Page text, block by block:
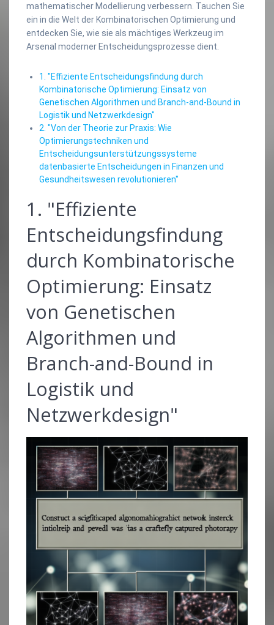
mathematischer Modellierung verbessern. Tauchen Sie
ein in die Welt der Kombinatorischen Optimierung und
entdecken Sie, wie sie als mächtiges Werkzeug im
Arsenal moderner Entscheidungsprozesse dient.
1. "Effiziente Entscheidungsfindung durch
Kombinatorische Optimierung: Einsatz von
Genetischen Algorithmen und Branch-and-Bound in
Logistik und Netzwerkdesign"
2. "Von der Theorie zur Praxis: Wie
Optimierungstechniken und
Entscheidungsunterstützungssysteme
datenbasierte Entscheidungen in Finanzen und
Gesundheitswesen revolutionieren"
1. "Effiziente
Entscheidungsfindung
durch Kombinatorische
Optimierung: Einsatz
von Genetischen
Algorithmen und
Branch-and-Bound in
Logistik und
Netzwerkdesign"